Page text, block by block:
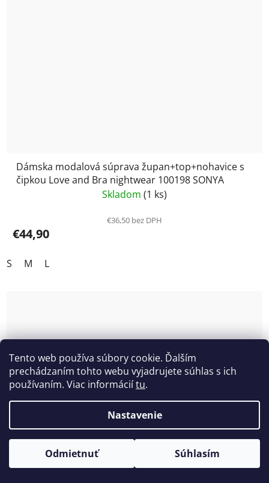
Tento web používa súbory cookie. Ďalším
prechádzaním tohto webu vyjadrujete súhlas s ich
používaním. Viac informáciítu.
Nastavenie
Odmietnuť Súhlasím
Dámska modalová súprava župan+top+nohavice s
čipkou Love and Bra nightwear 100198 SONYA
Skladom (1 ks)
€36,50 bez DPH
€44,90
S M L